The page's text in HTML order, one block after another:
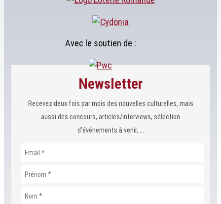
Avec le soutien de :
Newsletter
Recevez deux fois par mois des nouvelles culturelles, mais
aussi des concours, articles/interviews, sélection
d'événements à venir, ...